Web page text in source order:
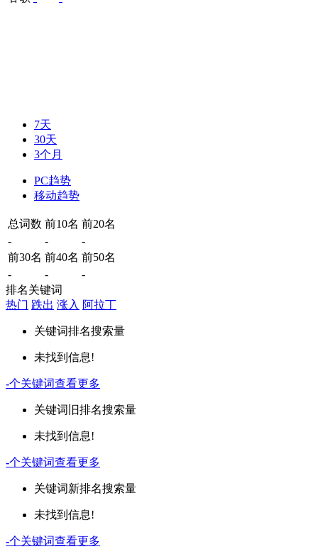
7天
30天
3个月
PC趋势
移动趋势
总词数 前10名 前20名
-
-
-
前30名 前40名 前50名
-
-
-
排名关键词
热门 跌出 涨入 阿拉丁
关键词排名搜索量
未找到信息!
-个关键词查看更多
关键词 旧排名搜索量
未找到信息!
-个关键词查看更多
关键词新排名搜索量
未找到信息!
-个关键词查看更多